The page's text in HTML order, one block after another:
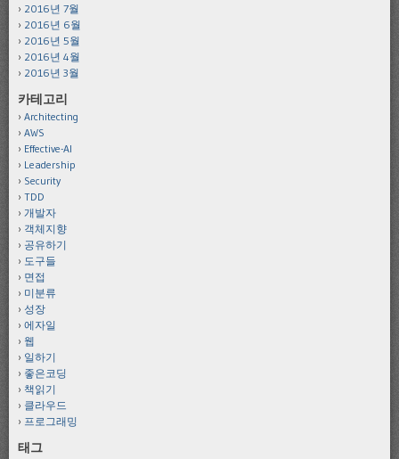
2016년 7월
2016년 6월
2016년 5월
2016년 4월
2016년 3월
카테고리
Architecting
AWS
Effective-AI
Leadership
Security
TDD
개발자
객체지향
공유하기
도구들
면접
미분류
성장
에자일
웹
일하기
좋은코딩
책읽기
클라우드
프로그래밍
태그